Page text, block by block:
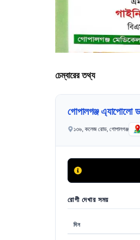
চেম্বারের তথ্য
গোপালগঞ্জ এ্যাপোলো
১৩৬, কলেজ রোড, গোপালগঞ্জ
রোগী দেখার সময়
দিন